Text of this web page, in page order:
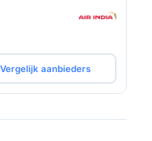
Vergelijk aanbieders